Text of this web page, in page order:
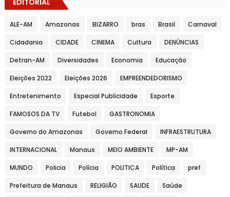
EDITORIAL
ALE-AM Amazonas BIZARRO bras Brasil Carnaval
Cidadania CIDADE CINEMA Cultura DENÚNCIAS
Detran-AM Diversidades Economia Educação
Eleições 2022 Eleições 2026 EMPREENDEDORISMO
Entretenimento Especial Publicidade Esporte
FAMOSOS DA TV Futebol GASTRONOMIA
Governo do Amazonas Governo Federal INFRAESTRUTURA
INTERNACIONAL Manaus MEIO AMBIENTE MP-AM
MUNDO Policia Polícia POLITICA Política pref
Prefeitura de Manaus RELIGIÃO SAUDE Saúde